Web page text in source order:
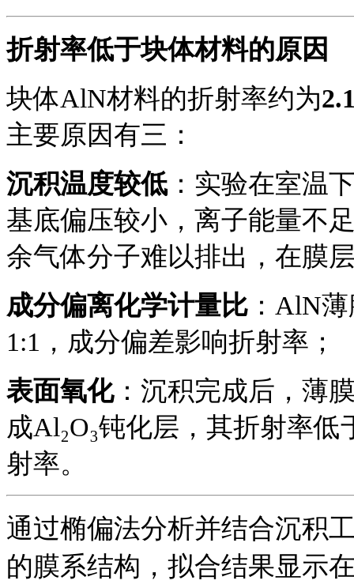
折射率低于块体材料的原因
块体AlN材料的折射率约为
主要原因有三：
沉积温度较低：实验在室温
基底偏压较小，离子能量不
余气体分子难以排出，在膜
成分偏离化学计量比 ： AlN
1:1，成分偏差影响折射率；
表面氧化：沉积完成后，薄
成Al₂O₃钝化层，其折射率
射率。
通过椭偏法分析并结合沉积
的膜系结构，拟合结果显示